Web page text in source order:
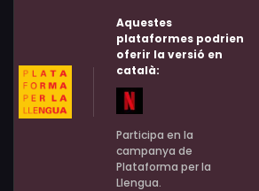
Aquestes
plataformes podrien
oferir la versió en
català:
Participa en la
campanya de
Plataforma per la
Llengua.